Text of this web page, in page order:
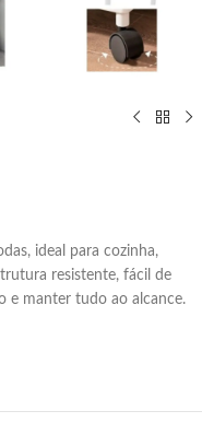
ideal para cozinha,
resistente, fácil de
e manter tudo ao alcance.